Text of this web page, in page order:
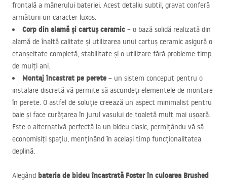
frontală a mânerului bateriei. Acest detaliu subtil, gravat conferă
armăturii un caracter luxos.
Corp din alamă și cartuș ceramic – o bază solidă realizată din
alamă de înaltă calitate și utilizarea unui cartuș ceramic asigură o
etanșeitate completă, stabilitate și o utilizare fără probleme timp
de mulți ani.
Montaj încastrat pe perete – un sistem conceput pentru o
instalare discretă vă permite să ascundeți elementele de montare
în perete. O astfel de soluție creează un aspect minimalist pentru
baie și face curățarea în jurul vasului de toaletă mult mai ușoară.
Este o alternativă perfectă la un bideu clasic, permițându-vă să
economisiți spațiu, menținând în același timp funcționalitatea
deplină.
Alegând bateria de bideu încastrată Foster în culoarea Brushed